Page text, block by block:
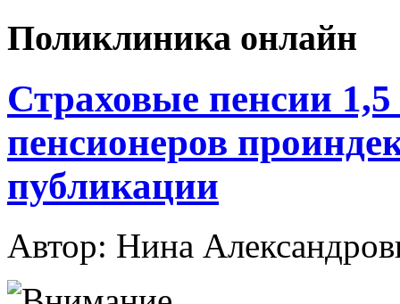
Поликлиника онлайн
Страховые пенсии
пенсионеров
публикации
Автор: Нина